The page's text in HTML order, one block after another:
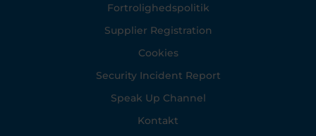
Fortrolighedspolitik
Supplier Registration
Cookies
Security Incident Report
Speak Up Channel
Kontakt